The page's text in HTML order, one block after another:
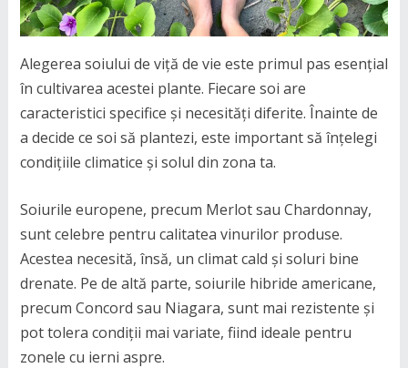
Alegerea soiului de viță de vie este primul pas esențial
în cultivarea acestei plante. Fiecare soi are
caracteristici specifice și necesități diferite. Înainte de
a decide ce soi să plantezi, este important să înțelegi
condițiile climatice și solul din zona ta.
Soiurile europene, precum Merlot sau Chardonnay,
sunt celebre pentru calitatea vinurilor produse.
Acestea necesită, însă, un climat cald și soluri bine
drenate. Pe de altă parte, soiurile hibride americane,
precum Concord sau Niagara, sunt mai rezistente și
pot tolera condiții mai variate, fiind ideale pentru
zonele cu ierni aspre.